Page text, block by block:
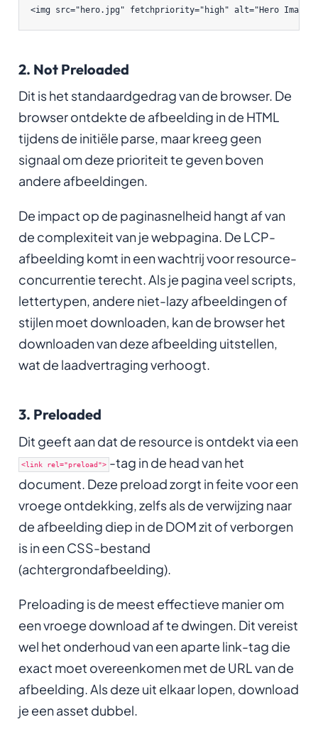
2. Not Preloaded
Dit is het standaardgedrag van de browser. De
browser ontdekte de afbeelding in de HTML
tijdens de initiële parse, maar kreeg geen
signaal om deze prioriteit te geven boven
andere afbeeldingen.
De impact op de paginasnelheid hangt af van
de complexiteit van je webpagina. De LCP-
afbeelding komt in een wachtrij voor resource-
concurrentie terecht. Als je pagina veel scripts,
lettertypen, andere niet-lazy afbeeldingen of
stijlen moet downloaden, kan de browser het
downloaden van deze afbeelding uitstellen,
wat de laadvertraging verhoogt.
3. Preloaded
Dit geeft aan dat de resource is ontdekt via een
<link rel="preload"> -tag in de head van het
document. Deze preload zorgt in feite voor een
vroege ontdekking, zelfs als de verwijzing naar
de afbeelding diep in de DOM zit of verborgen
is in een CSS-bestand
(achtergrondafbeelding).
Preloading is de meest effectieve manier om
een vroege download af te dwingen. Dit vereist
wel het onderhoud van een aparte link-tag die
exact moet overeenkomen met de URL van de
afbeelding. Als deze uit elkaar lopen, download
je een asset dubbel.